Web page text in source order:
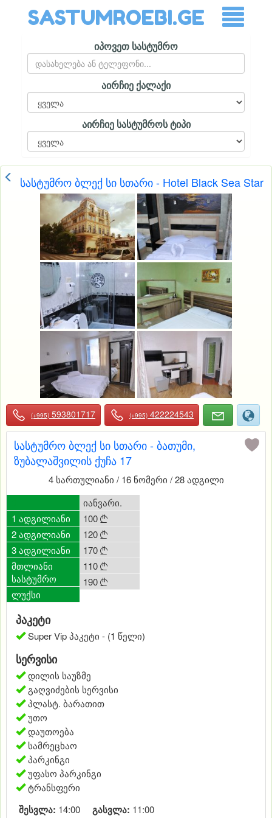
SASTUMROEBI.GE
იპოვეთ სასტუმრო
აირჩიე ქალაქი
აირჩიე სასტუმროს ტიპი
სასტუმრო ბლექ სი სთარი - Hotel Black Sea Star
(+995) 593801717 (+995) 422224543
სასტუმრო ბლექ სი სთარი - ბათუმი,
ზუბალაშვილის ქუჩა 17
4 სართულიანი / 16 ნომერი / 28 ადგილი
1 ადგილიანი
2 ადგილიანი
3 ადგილიანი
მთლიანი
სასტუმრო
ლუქსი
იანვარი.
100 
120 
170 
110 
190 
პაკეტი
Super Vip პაკეტი - (1 წელი)
სერვისი
დილის საუზმე
გაღვიძების სერვისი
პლასტ. ბარათით
უთო
დაუთოება
სამრეცხაო
პარკინგი
უფასო პარკინგი
ტრანსფერი
შესვლა: 14:00 გასვლა: 11:00